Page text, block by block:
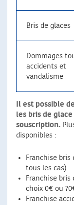
Bris de glaces
Dommages
accidents et
vandalisme
Il est possible
les bris de
souscription.
disponibles :
Franchise bris
tous les cas).
Franchise bris
choix 0€ ou
Franchise